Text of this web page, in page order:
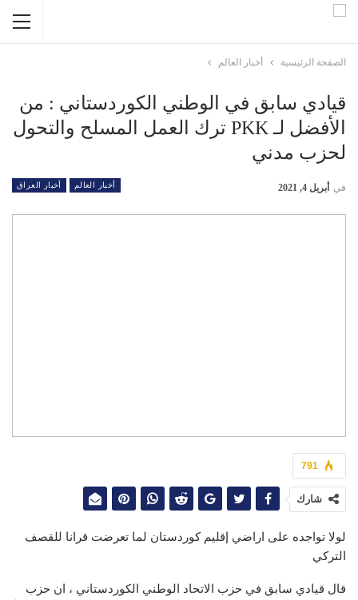
الصفحة الرئيسية أخبار العالم
قيادي سابق في الوطني الكوردستاني : من
الأفضل لـ PKK ترك العمل المسلح والتحول
لحزب مدني
أخبار العالم أخبار العراق في أبريل 4, 2021
791
شارك
لولا تواجده على اراضي إقليم كوردستان لما تعرضت قرانا للقصف
التركي
قال قيادي سابق في حزب الاتحاد الوطني الكوردستاني ، ان حزب